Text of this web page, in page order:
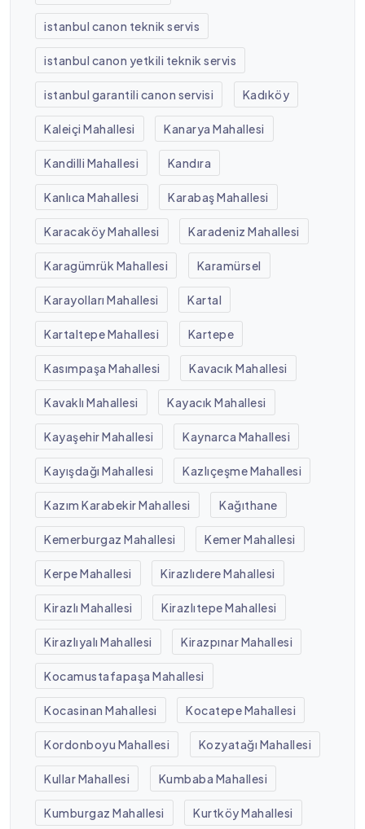
istanbul canon teknik servis
istanbul canon yetkili teknik servis
istanbul garantili canon servisi Kadıköy
Kaleiçi Mahallesi Kanarya Mahallesi
Kandilli Mahallesi Kandıra
Kanlıca Mahallesi Karabaş Mahallesi
Karacaköy Mahallesi Karadeniz Mahallesi
Karagümrük Mahallesi Karamürsel
Karayolları Mahallesi Kartal
Kartaltepe Mahallesi Kartepe
Kasımpaşa Mahallesi Kavacık Mahallesi
Kavaklı Mahallesi Kayacık Mahallesi
Kayaşehir Mahallesi Kaynarca Mahallesi
Kayışdağı Mahallesi Kazlıçeşme Mahallesi
Kazım Karabekir Mahallesi Kağıthane
Kemerburgaz Mahallesi Kemer Mahallesi
Kerpe Mahallesi Kirazlıdere Mahallesi
Kirazlı Mahallesi Kirazlıtepe Mahallesi
Kirazlıyalı Mahallesi Kirazpınar Mahallesi
Kocamustafapaşa Mahallesi
Kocasinan Mahallesi Kocatepe Mahallesi
Kordonboyu Mahallesi Kozyatağı Mahallesi
Kullar Mahallesi Kumbaba Mahallesi
Kumburgaz Mahallesi Kurtköy Mahallesi